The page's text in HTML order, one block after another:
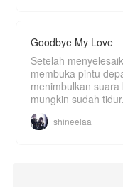
Goodbye My Love
Setelah
membuka pintu
menimbulkan
shineelaa